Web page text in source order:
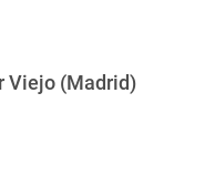
Viejo (Madrid)